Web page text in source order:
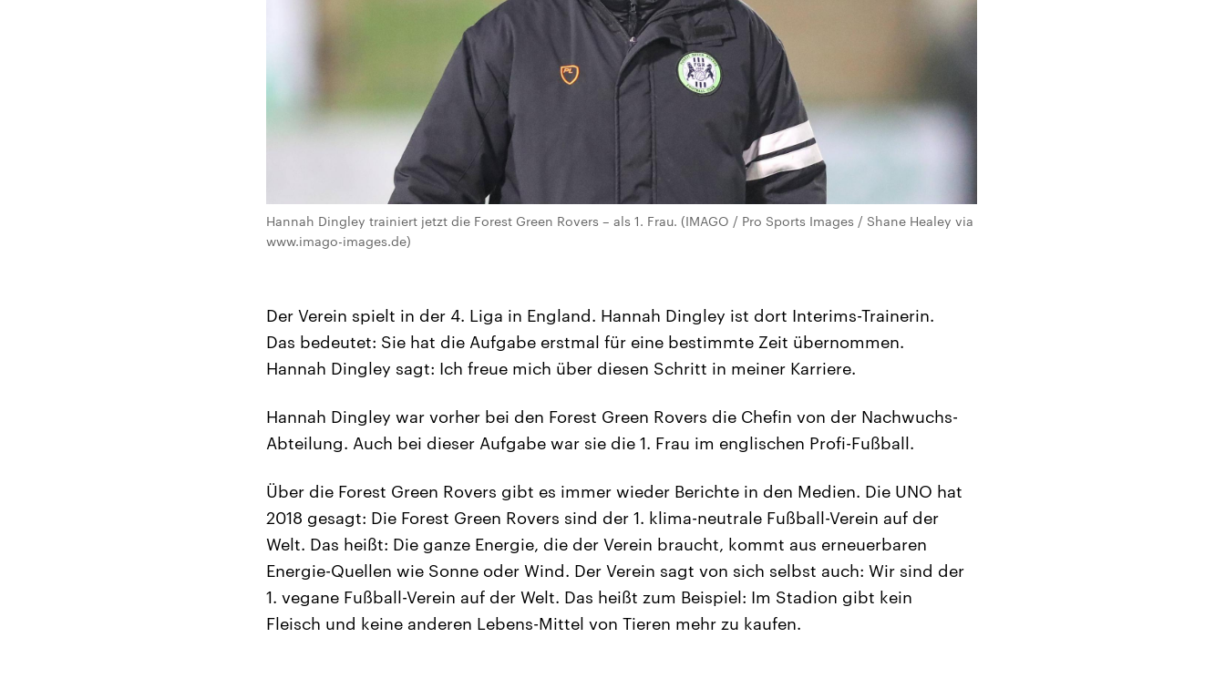
Hannah Dingley trainiert jetzt die Forest Green Rovers – als 1. Frau. (IMAGO / Pro Sports Images / Shane Healey via
www.imago-images.de)
Der Verein spielt in der 4. Liga in England. Hannah Dingley ist dort Interims-Trainerin.
Das bedeutet: Sie hat die Aufgabe erstmal für eine bestimmte Zeit übernommen.
Hannah Dingley sagt: Ich freue mich über diesen Schritt in meiner Karriere.
Hannah Dingley war vorher bei den Forest Green Rovers die Chefin von der Nachwuchs-
Abteilung. Auch bei dieser Aufgabe war sie die 1. Frau im englischen Profi-Fußball.
Über die Forest Green Rovers gibt es immer wieder Berichte in den Medien. Die UNO hat
2018 gesagt: Die Forest Green Rovers sind der 1. klima-neutrale Fußball-Verein auf der
Welt. Das heißt: Die ganze Energie, die der Verein braucht, kommt aus erneuerbaren
Energie-Quellen wie Sonne oder Wind. Der Verein sagt von sich selbst auch: Wir sind der
1. vegane Fußball-Verein auf der Welt. Das heißt zum Beispiel: Im Stadion gibt kein
Fleisch und keine anderen Lebens-Mittel von Tieren mehr zu kaufen.